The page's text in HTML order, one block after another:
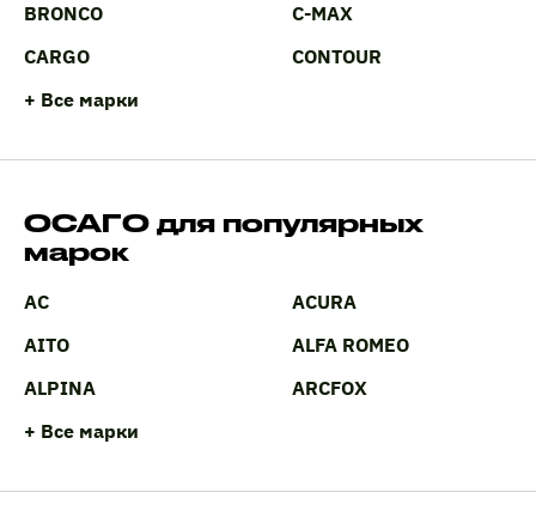
BRONCO
C-MAX
CARGO
CONTOUR
+ Все марки
ОСАГО для популярных
марок
AC
ACURA
AITO
ALFA ROMEO
ALPINA
ARCFOX
+ Все марки